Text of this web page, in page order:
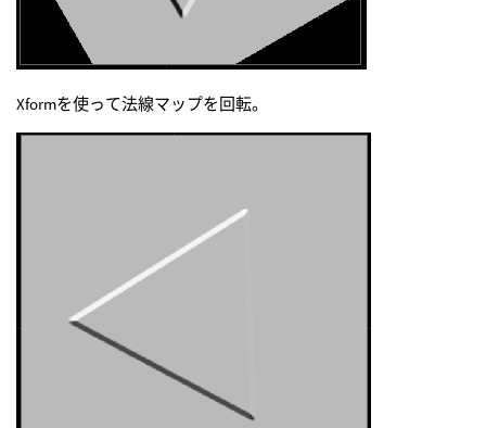
Xformを使って法線マップを回転。